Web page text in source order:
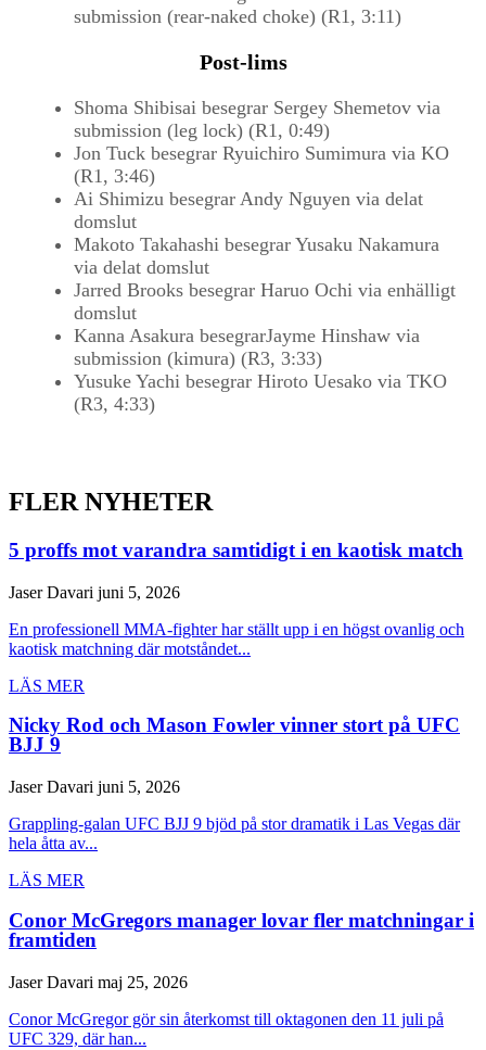
submission (rear-naked choke) (R1, 3:11)
Post-lims
Shoma Shibisai besegrar Sergey Shemetov via
submission (leg lock) (R1, 0:49)
Jon Tuck besegrar Ryuichiro Sumimura via KO
(R1, 3:46)
Ai Shimizu besegrar Andy Nguyen via delat
domslut
Makoto Takahashi besegrar Yusaku Nakamura
via delat domslut
Jarred Brooks besegrar Haruo Ochi via enhälligt
domslut
Kanna Asakura besegrarJayme Hinshaw via
submission (kimura) (R3, 3:33)
Yusuke Yachi besegrar Hiroto Uesako via TKO
(R3, 4:33)
FLER NYHETER
5 proffs mot varandra samtidigt i en kaotisk match
Jaser Davari juni 5, 2026
En professionell MMA-fighter har ställt upp i en högst ovanlig och
kaotisk matchning där motståndet...
LÄS MER
Nicky Rod och Mason Fowler vinner stort på UFC
BJJ 9
Jaser Davari juni 5, 2026
Grappling-galan UFC BJJ 9 bjöd på stor dramatik i Las Vegas där
hela åtta av...
LÄS MER
Conor McGregors manager lovar fler matchningar i
framtiden
Jaser Davari maj 25, 2026
Conor McGregor gör sin återkomst till oktagonen den 11 juli på
UFC 329, där han...